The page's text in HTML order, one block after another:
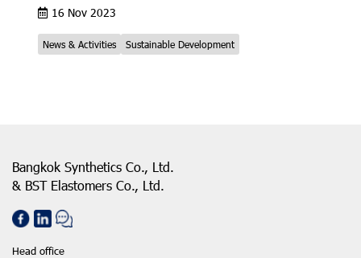
16 Nov 2023
News & Activities Sustainable Development
Bangkok Synthetics Co., Ltd.
& BST Elastomers Co., Ltd.
Head office